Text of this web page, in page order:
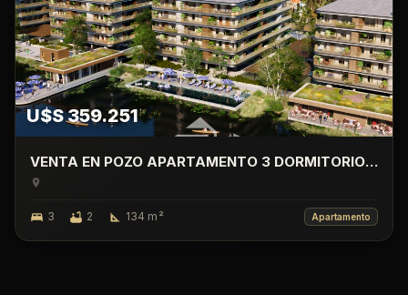
U$S 359.251
VENTA EN POZO APARTAMENTO 3 DORMITORIO
CON TERRAZA, LAGO CALCAGNO, CIUDAD DE LA
3 2 134 m² Apartamento